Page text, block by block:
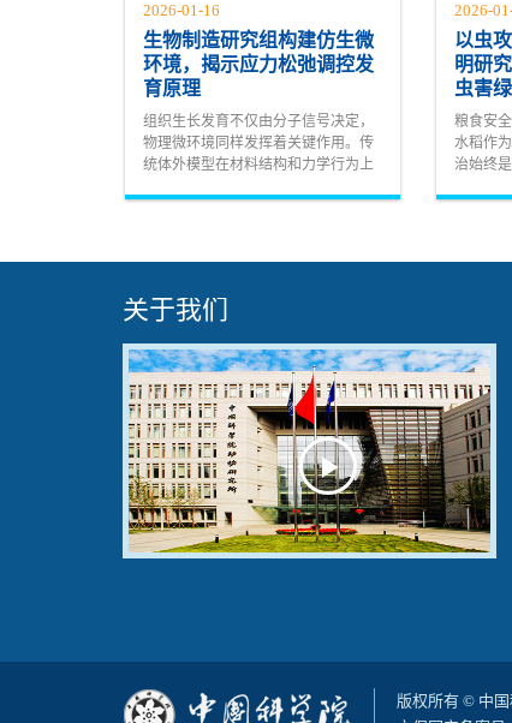
2026-01-16
生物制造研究组构建仿生微
环境，揭示应力松弛调控发
育原理
组织生长发育不仅由分子信号决定，
物理微环境同样发挥着关键作用。传
统体外模型在材料结构和力学行为上
2026-
以虫
明研
虫害
粮食安
水稻作
治始终
关于我们
Play
Video
版权所有 © 中